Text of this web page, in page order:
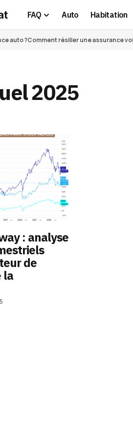
FAQ Auto Habitation
auto ?Comment résilier une assurance
2025
: analyse
de
la